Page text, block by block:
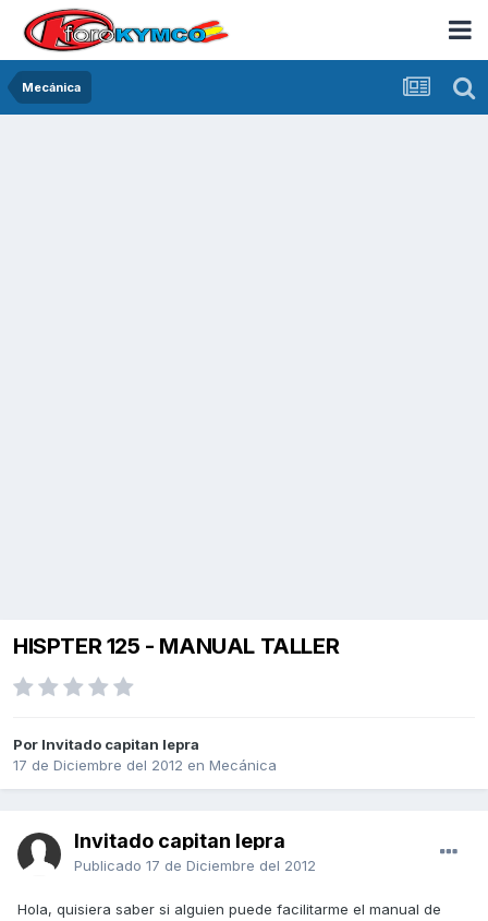
Mecánica
HISPTER 125 - MANUAL TALLER
Por Invitado capitan lepra
17 de Diciembre del 2012 en Mecánica
Invitado capitan lepra
Publicado 17 de Diciembre del 2012
Hola, quisiera saber si alguien puede facilitarme el manual de